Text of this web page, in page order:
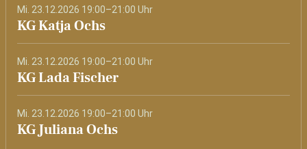
Mi. 23.12.2026 19:00–21:00 Uhr
KG Katja Ochs
Mi. 23.12.2026 19:00–21:00 Uhr
KG Lada Fischer
Mi. 23.12.2026 19:00–21:00 Uhr
KG Juliana Ochs